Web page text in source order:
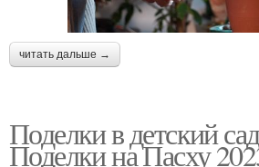
читать дальше →
Поделки в детский
Поделки на Пасху